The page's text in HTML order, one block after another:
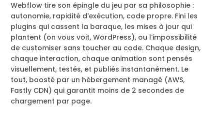
Webflow tire son épingle du jeu par sa philosophie :
autonomie, rapidité d'exécution, code propre. Fini les
plugins qui cassent la baraque, les mises à jour qui
plantent (on vous voit, WordPress), ou l’impossibilité
de customiser sans toucher au code. Chaque design,
chaque interaction, chaque animation sont pensés
visuellement, testés, et publiés instantanément. Le
tout, boosté par un hébergement managé (AWS,
Fastly CDN) qui garantit moins de 2 secondes de
chargement par page.